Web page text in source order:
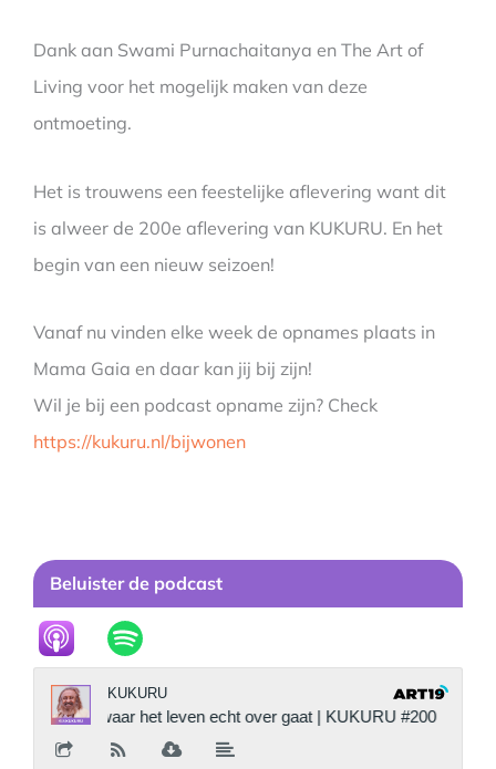
Dank aan Swami Purnachaitanya en The Art of
Living voor het mogelijk maken van deze
ontmoeting.
Het is trouwens een feestelijke aflevering want dit
is alweer de 200e aflevering van KUKURU. En het
begin van een nieuw seizoen!
Vanaf nu vinden elke week de opnames plaats in
Mama Gaia en daar kan jij bij zijn!
Wil je bij een podcast opname zijn? Check
https://kukuru.nl/bijwonen
Beluister de podcast